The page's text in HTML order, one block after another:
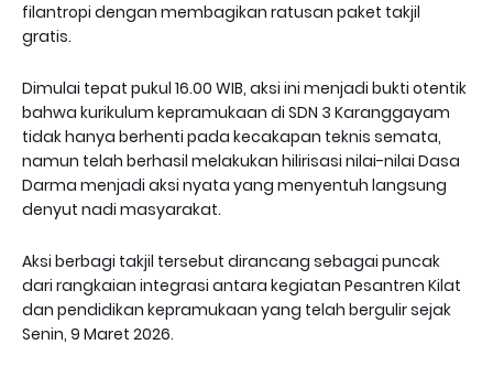
filantropi dengan membagikan ratusan paket takjil
gratis.
Dimulai tepat pukul 16.00 WIB, aksi ini menjadi bukti otentik
bahwa kurikulum kepramukaan di SDN 3 Karanggayam
tidak hanya berhenti pada kecakapan teknis semata,
namun telah berhasil melakukan hilirisasi nilai-nilai Dasa
Darma menjadi aksi nyata yang menyentuh langsung
denyut nadi masyarakat.
Aksi berbagi takjil tersebut dirancang sebagai puncak
dari rangkaian integrasi antara kegiatan Pesantren Kilat
dan pendidikan kepramukaan yang telah bergulir sejak
Senin, 9 Maret 2026.